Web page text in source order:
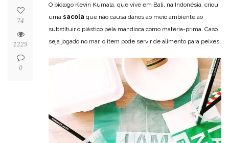
O biólogo Kevin Kumala, que vive em Bali, na Indonésia, criou
uma sacola que não causa danos ao meio ambiente ao
substituir o plástico pela mandioca como matéria-prima. Caso
seja jogado no mar, o item pode servir de alimento para peixes.
74
1229
0